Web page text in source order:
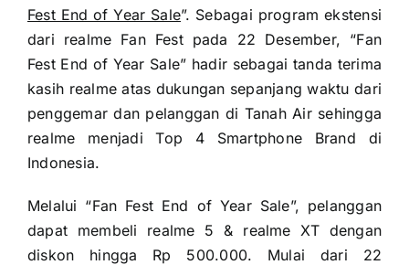
Fest End of Year Sale”. Sebagai program ekstensi
dari realme Fan Fest pada 22 Desember, “Fan
Fest End of Year Sale” hadir sebagai tanda terima
kasih realme atas dukungan sepanjang waktu dari
penggemar dan pelanggan di Tanah Air sehingga
realme menjadi Top 4 Smartphone Brand di
Indonesia.
Melalui “Fan Fest End of Year Sale”, pelanggan
dapat membeli realme 5 & realme XT dengan
diskon hingga Rp 500.000. Mulai dari 22